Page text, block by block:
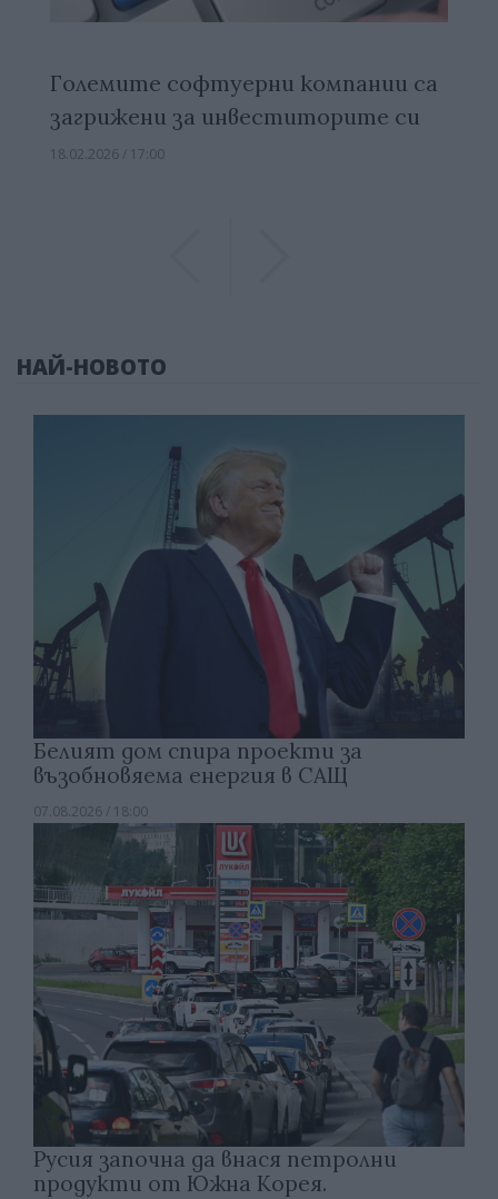
Големите софтуерни компании са
загрижени за инвеститорите си
18.02.2026 / 17:00
НАЙ-НОВОТО
Белият дом спира проекти за
възобновяема енергия в САЩ
07.08.2026 / 18:00
Русия започна да внася петролни
продукти от Южна Корея.